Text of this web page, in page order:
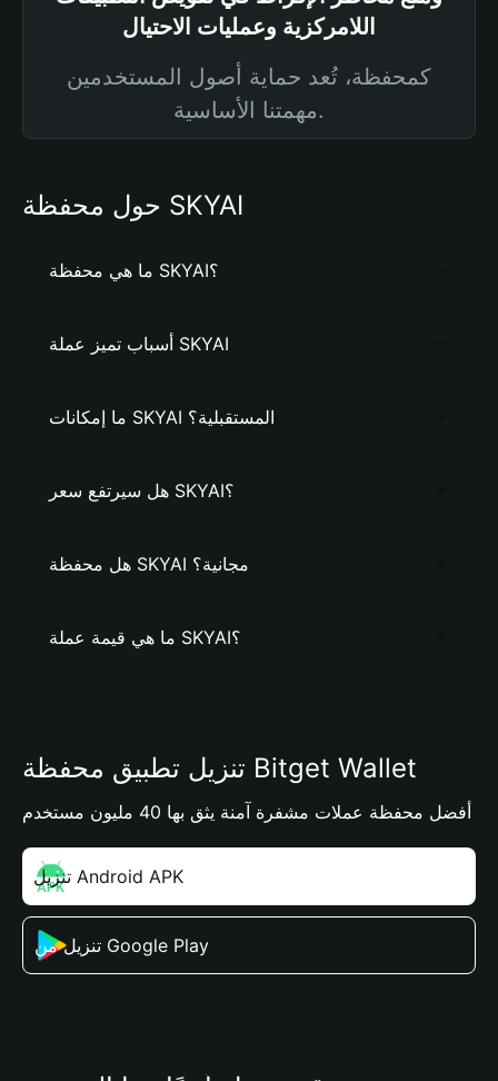
اللامركزية وعمليات الاحتيال
كمحفظة، تُعد حماية أصول المستخدمين
مهمتنا الأساسية.
حول محفظة SKYAI
ما هي محفظة SKYAI؟
أسباب تميز عملة SKYAI
ما إمكانات SKYAI المستقبلية؟
هل سيرتفع سعر SKYAI؟
هل محفظة SKYAI مجانية؟
ما هي قيمة عملة SKYAI؟
تنزيل تطبيق محفظة Bitget Wallet
أفضل محفظة عملات مشفرة آمنة يثق بها 40 مليون مستخدم
تنزيل Android APK
تنزيل من Google Play